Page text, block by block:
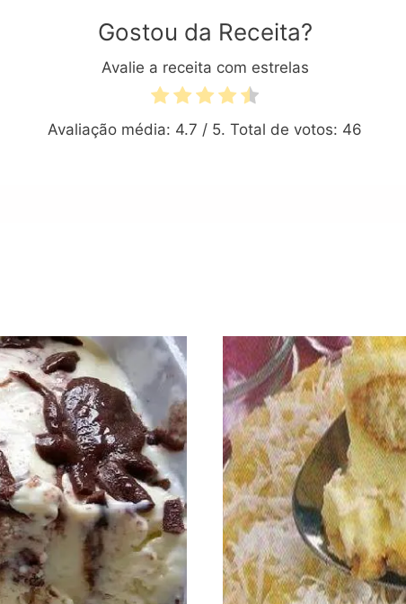
Gostou da Receita?
Avalie a receita com estrelas
Avaliação média: 4.7 / 5. Total de votos: 46